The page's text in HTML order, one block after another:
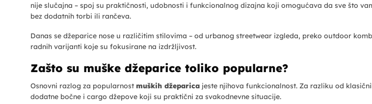
nije slučajna – spoj su praktičnosti, udobnosti i funkcionalnog dizajna koji omogućava da sve što
bez dodatnih torbi ili rančeva.
Danas se džeparice nose u različitim stilovima – od urbanog streetwear izgleda, preko outdoor
radnih varijanti koje su fokusirane na izdržljivost.
Zašto su muške džeparice toliko popularne?
Osnovni razlog za popularnost muških džeparica jeste njihova funkcionalnost. Za razliku od
dodatne bočne i cargo džepove koji su praktični za svakodnevne situacije.